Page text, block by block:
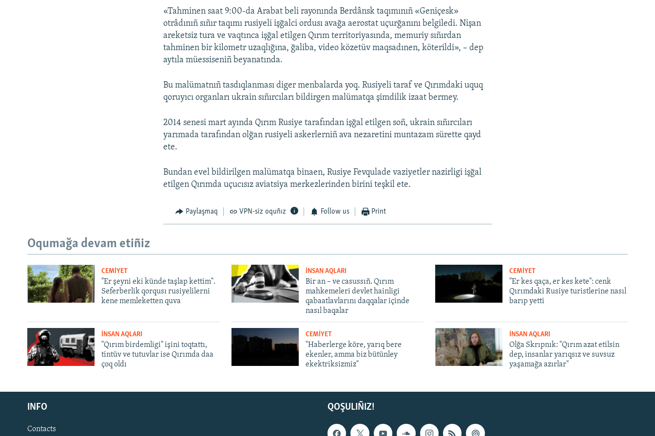
Русский
Українською
QOŞULIÑIZ!
«Tahminen saat 9:00-da Arabat beli rayonında Berdânsk taqımınıñ «Geniçesk»
otrâdınıñ sıñır taqımı rusiyeli işğalci ordusı avağa aerostat uçurğanını belgiledi. Nişan
areketsiz tura ve vaqtınca işğal etilgen Qırım territoriyasında, memuriy sıñırdan
tahminen bir kilometr uzaqlığına, ğaliba, video közetüv maqsadınen, köterildi», – dep
aytıla müessiseniñ beyanatında.
Bu malümatnıñ tasdıqlanması diger menbalarda yoq. Rusiyeli taraf ve Qırımdaki uquq
qoruyıcı organları ukrain sıñırcıları bildirgen malümatqa şimdilik izaat bermey.
2014 senesi mart ayında Qırım Rusiye tarafından işğal etilgen soñ, ukrain sıñırcıları
yarımada tarafından olğan rusiyeli askerlerniñ ava nezaretini muntazam sürette qayd
ete.
Bundan evel bildirilgen malümatqa binaen, Rusiye Fevqulade vaziyetler nazirligi işğal
etilgen Qırımda uçucısız aviatsiya merkezlerinden birini teşkil ete.
Paylaşmaq VPN-siz oquñız Follow us Print
Oqumağa devam etiñiz
CEMİYET
"Er şeyni eki künde taşlap kettim".
Seferberlik qorqusı rusiyelilerni
kene memleketten quva
İNSAN AQLARI
Bir an – ve casussıñ. Qırım
mahkemeleri devlet hainligi
qabaatlavlarını daqqalar içinde
nasıl baqalar
CEMİYET
"Er kes qaça, er kes kete": cenk
Qırımdaki Rusiye turistlerine nasıl
barıp yetti
İNSAN AQLARI
"Qırım birdemligi" işini toqtattı,
tintüv ve tutuvlar ise Qırımda daa
çoq oldı
CEMİYET
"Haberlerge köre, yarıq bere
ekenler, amma biz bütünley
ekektriksizmiz"
İNSAN AQLARI
Olğa Skrıpnık: "Qırım azat etilsin
dep, insanlar yarıqsız ve suvsuz
yaşamağa azırlar"
QOŞULIÑIZ!
INFO
Contacts